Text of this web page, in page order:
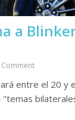
a
entre el 20 y